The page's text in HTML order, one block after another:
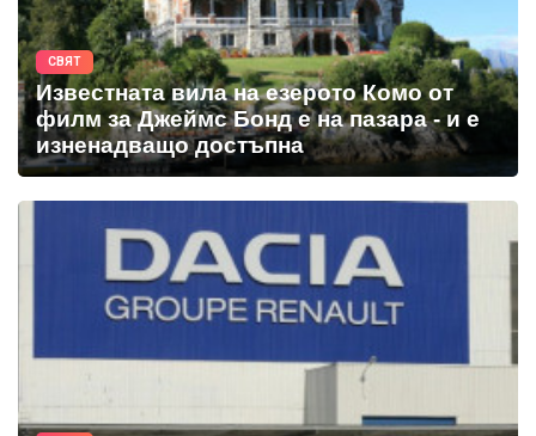
СВЯТ
Известната вила на езерото Комо от
филм за Джеймс Бонд е на пазара - и е
изненадващо достъпна